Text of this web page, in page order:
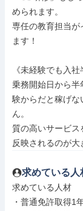
められます。
専任の教育担当が
ます！
《未経験でも入
乗務開始日から半
験からだと稼げ
ん。
質の高いサービス
反映されるのが大
求めている人
求めている人材
・普通免許取得1